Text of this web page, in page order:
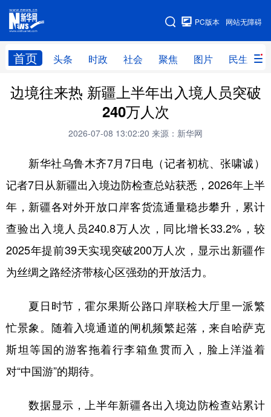
网站无障碍
PC版本
首页 头条 时政 社会 聚焦 图片 民生
网站地图
头条 时政 社会 聚焦
民生 访谈
服务
云游新疆 云端悦读 云看书画 光影新疆
人事频道 融媒体联播 廉政频道 新华视角看新疆
地方频道
北京 天津 河北
山东 河南 湖北 湖南
广东
边境往来热 新疆上半年出入境人员突破
240万人次
2026-07-08 13:02:20 来源：新华网
新华社乌鲁木齐7月7日电（记者初杭、张啸诚）
记者7日从新疆出入境边防检查总站获悉，2026年上半
年，新疆各对外开放口岸客货流通量稳步攀升，累计
查验出入境人员240.8万人次，同比增长33.2%，较
2025年提前39天实现突破200万人次，显示出新疆作
为丝绸之路经济带核心区强劲的开放活力。
夏日时节，霍尔果斯公路口岸联检大厅里一派繁
忙景象。随着入境通道的闸机频繁起落，来自哈萨克
斯坦等国的游客拖着行李箱鱼贯而入，脸上洋溢着
对“中国游”的期待。
数据显示，上半年新疆各出入境边防检查站累计